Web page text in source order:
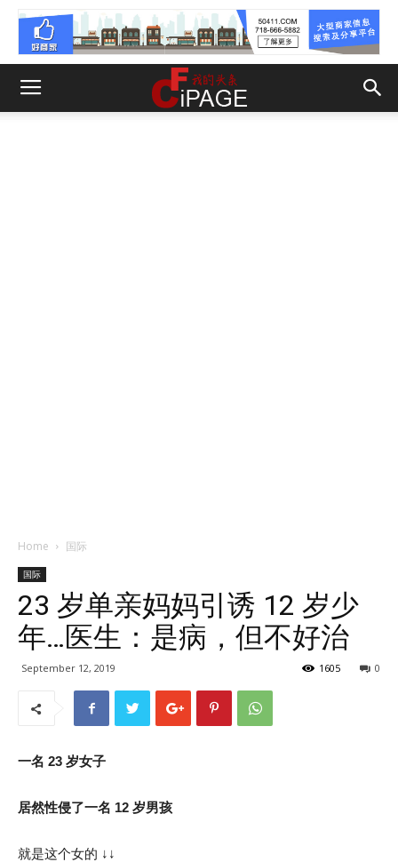
Home 国际
国际
23 岁单亲妈妈引诱 12 岁少
年…医生：是病，但不好治
September 12, 2019 0
1605
一名 23 岁女子
居然性侵了一名 12 岁男孩
就是这个女的 ↓↓